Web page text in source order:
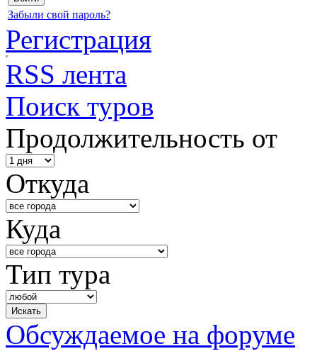
Забыли свой пароль?
Регистрация
RSS лента
Поиск туров
Продолжительность от
Откуда
Куда
Тип тура
Обсуждаемое на форуме